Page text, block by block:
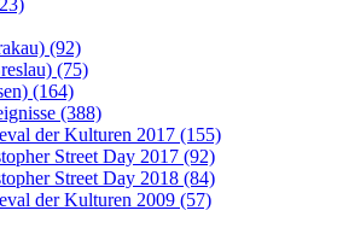
(92)
(75)
(164)
(388)
der Kulturen 2017 (155)
Street Day 2017 (92)
Street Day 2018 (84)
der Kulturen 2009 (57)